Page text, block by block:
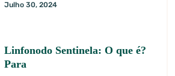
Julho 30, 2024
Linfonodo Sentinela: O que é?
Para